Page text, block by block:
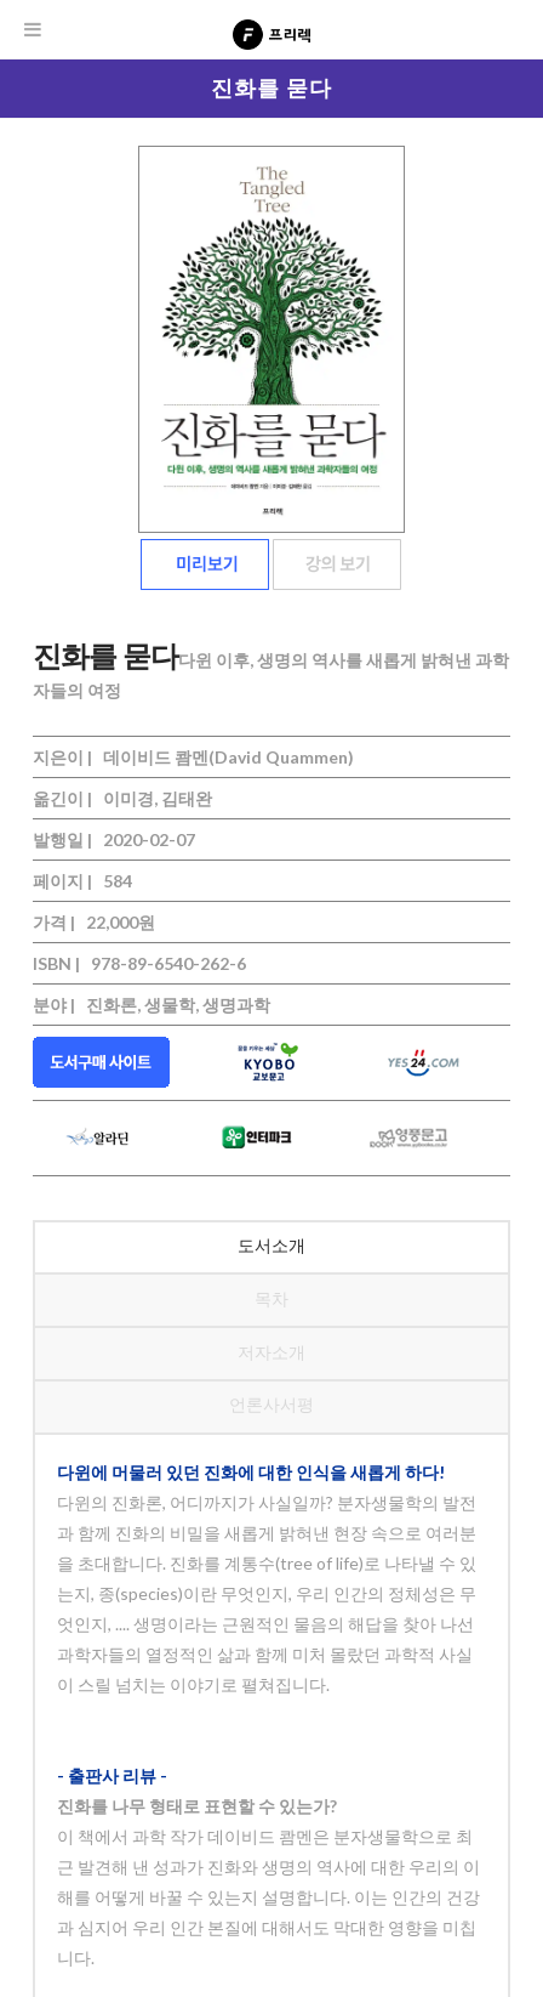
진화를 묻다
진화를 묻다다윈 이후, 생명의 역사를 새롭게 밝혀낸 과학
자들의 여정
지은이 | 데이비드 쾀멘(David Quammen)
옮긴이 |
이미경, 김태완
발행일 |
2020-02-07
페이지 |
584
가격 |
22,000원
ISBN |
978-89-6540-262-6
분야 |
진화론, 생물학, 생명과학
도서소개
목차
저자소개
언론사서평
다윈에 머물러 있던 진화에 대한 인식을 새롭게 하다!
다윈의 진화론, 어디까지가 사실일까? 분자생물학의 발전
과 함께 진화의 비밀을 새롭게 밝혀낸 현장 속으로 여러분
을 초대합니다. 진화를 계통수(tree of life)로 나타낼 수 있
는지, 종(species)이란 무엇인지, 우리 인간의 정체성은 무
엇인지, .... 생명이라는 근원적인 물음의 해답을 찾아 나선
과학자들의 열정적인 삶과 함께 미처 몰랐던 과학적 사실
이 스릴 넘치는 이야기로 펼쳐집니다.
- 출판사 리뷰 -
진화를 나무 형태로 표현할 수 있는가?
이 책에서 과학 작가 데이비드 쾀멘은 분자생물학으로 최
근 발견해 낸 성과가 진화와 생명의 역사에 대한 우리의 이
해를 어떻게 바꿀 수 있는지 설명합니다. 이는 인간의 건강
과 심지어 우리 인간 본질에 대해서도 막대한 영향을 미칩
니다.